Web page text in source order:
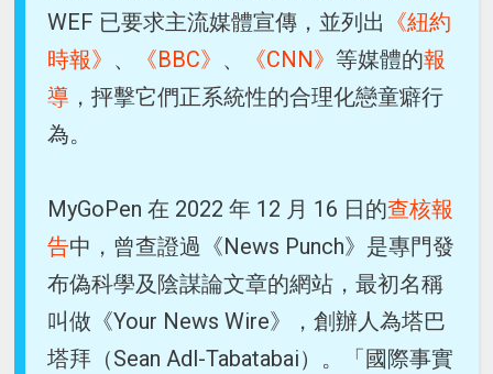
WEF 已要求主流媒體宣傳，並列出 《紐約
時報》 、 《BBC》 、 《CNN》等媒體的報
導 ，抨擊它們正系統性的合理化戀童癖行
為。
MyGoPen 在 2022 年 12 月 16 日的查核報
告中，曾查證過《News Punch》是專門發
布偽科學及陰謀論文章的網站，最初名稱
叫做《Your News Wire》，創辦人為塔巴
塔拜（Sean Adl-Tabatabai）。「國際事實